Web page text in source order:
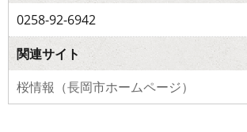
0258-92-6942
関連サイト
桜情報（長岡市ホームページ）